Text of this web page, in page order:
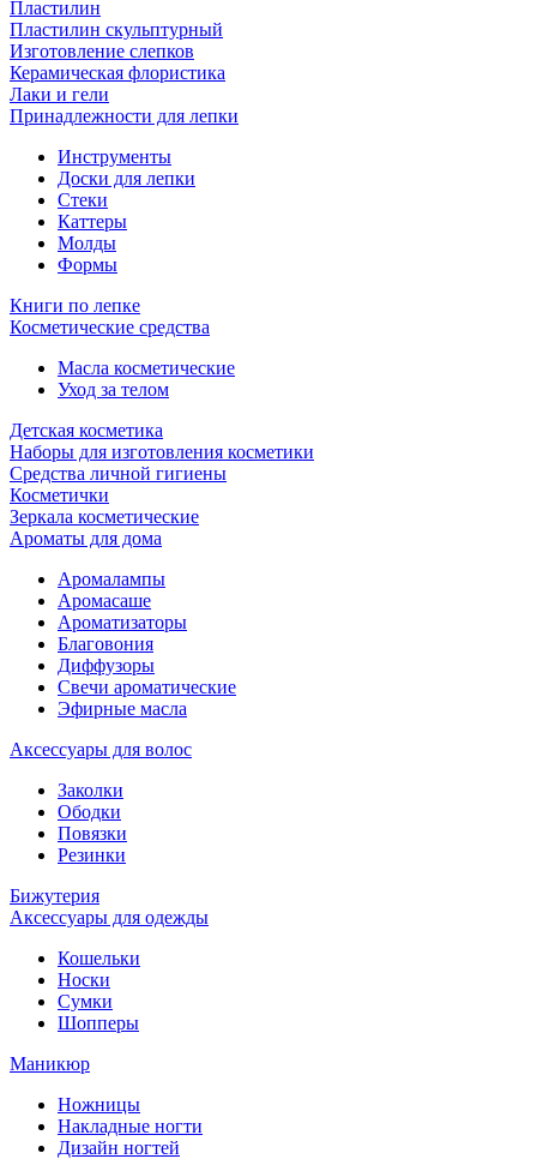
Пластилин
Пластилин скульптурный
Изготовление слепков
Керамическая флористика
Лаки и гели
Принадлежности для лепки
Инструменты
Доски для лепки
Стеки
Каттеры
Молды
Формы
Книги по лепке
Косметические средства
Масла косметические
Уход за телом
Детская косметика
Наборы для изготовления косметики
Средства личной гигиены
Косметички
Зеркала косметические
Ароматы для дома
Аромалампы
Аромасаше
Ароматизаторы
Благовония
Диффузоры
Свечи ароматические
Эфирные масла
Аксессуары для волос
Заколки
Ободки
Повязки
Резинки
Бижутерия
Аксессуары для одежды
Кошельки
Носки
Сумки
Шопперы
Маникюр
Ножницы
Накладные ногти
Дизайн ногтей